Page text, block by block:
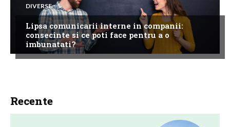
DIVERSE
Lipsa comunicarii interne in companii:
consecinte si ce poti face pentru a o
imbunatati?
Recente